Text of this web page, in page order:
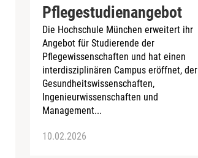
Pflegestudienangebot
Die Hochschule München erweitert ihr
Angebot für Studierende der
Pflegewissenschaften und hat einen
interdisziplinären Campus eröffnet, der
Gesundheitswissenschaften,
Ingenieurwissenschaften und
Management...
10.02.2026